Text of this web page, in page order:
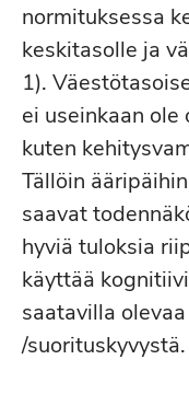
normituksessa
keskitasolle ja
1).
ei useinkaan
kuten
Tällöin
saavat
hyviä tuloksia
käyttää
saatavilla
/suorituskyvystä.